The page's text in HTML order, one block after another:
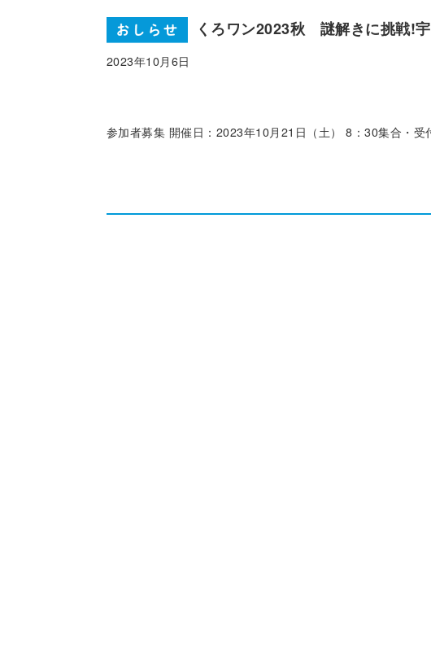
くろワン2023秋 謎解きに挑戦!
2023年10月6日
参加者募集 開催日：2023年10月21日（土） 8：30集合・